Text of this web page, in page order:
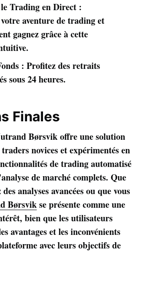
Trading en Direct :
aventure de trading et
gagnez grâce à cette
: Profitez des retraits
sous 24 heures.
Finales
Børsvik offre une solution
novices et expérimentés en
de trading automatisé
de marché complets. Que
analyses avancées ou que vous
Børsvikse présente comme une
bien que les utilisateurs
avantages et les inconvénients
avec leurs objectifs de